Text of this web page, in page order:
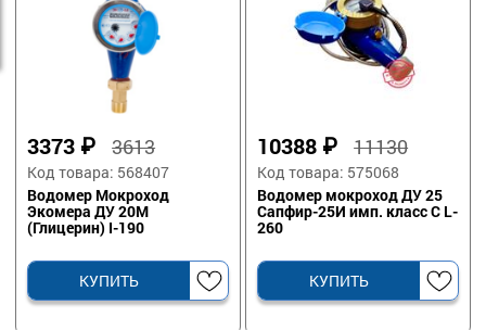
3373 ₽3613
Код товара: 568407
Водомер Мокроход
Экомера ДУ 20М
(Глицерин) I-190
КУПИТЬ
10388 ₽11130
Код товара: 575068
Водомер мокроход ДУ 25
Сапфир-25И имп. класс С L-
260
КУПИТЬ